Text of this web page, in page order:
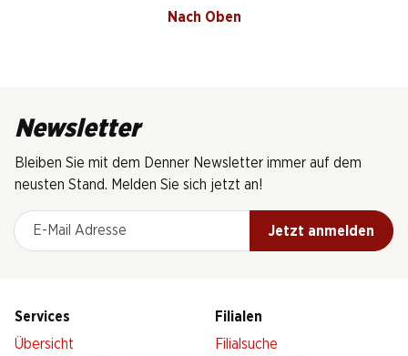
Nach Oben
Newsletter
Bleiben Sie mit dem Denner Newsletter immer auf dem
neusten Stand. Melden Sie sich jetzt an!
E-Mail Adresse
Jetzt anmelden
Services
Übersicht
Filialen
Filialsuche